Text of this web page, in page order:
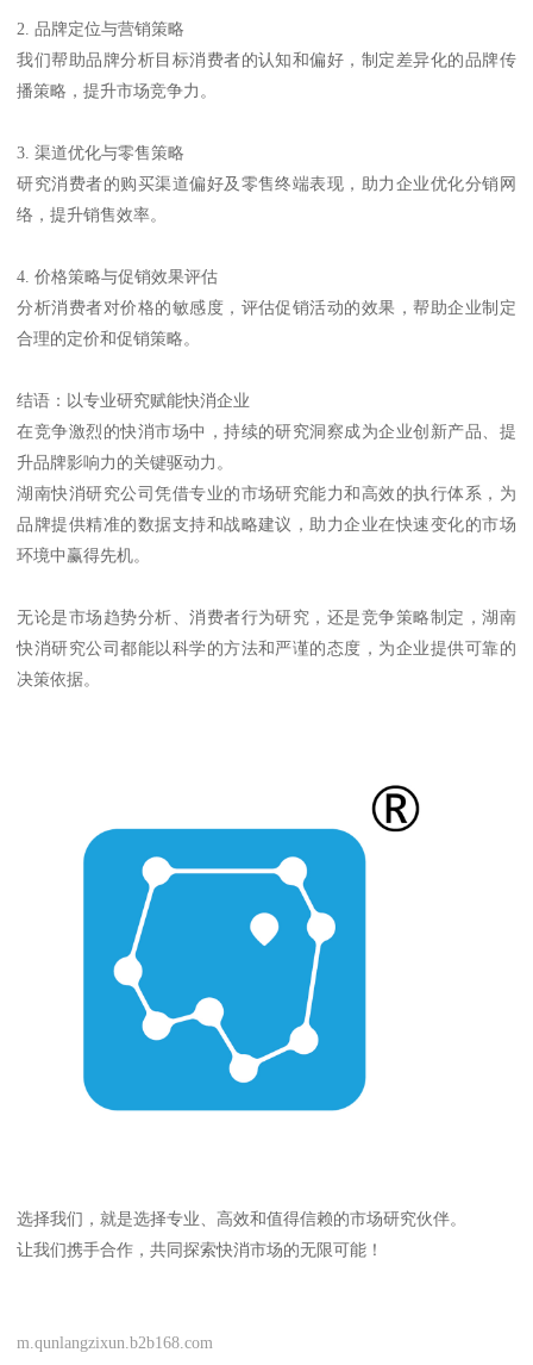
2. 品牌定位与营销策略
我们帮助品牌分析目标消费者的认知和偏好，制定差异化的品牌传
播策略，提升市场竞争力。
3. 渠道优化与零售策略
研究消费者的购买渠道偏好及零售终端表现，助力企业优化分销网
络，提升销售效率。
4. 价格策略与促销效果评估
分析消费者对价格的敏感度，评估促销活动的效果，帮助企业制定
合理的定价和促销策略。
结语：以专业研究赋能快消企业
在竞争激烈的快消市场中，持续的研究洞察成为企业创新产品、提
升品牌影响力的关键驱动力。
湖南快消研究公司凭借专业的市场研究能力和高效的执行体系，为
品牌提供精准的数据支持和战略建议，助力企业在快速变化的市场
环境中赢得先机。
无论是市场趋势分析、消费者行为研究，还是竞争策略制定，湖南
快消研究公司都能以科学的方法和严谨的态度，为企业提供可靠的
决策依据。
选择我们，就是选择专业、高效和值得信赖的市场研究伙伴。
让我们携手合作，共同探索快消市场的无限可能！
m.qunlangzixun.b2b168.com